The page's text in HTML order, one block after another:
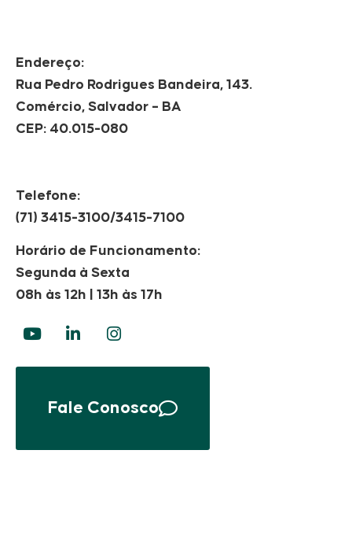
Endereço:
Rua Pedro Rodrigues Bandeira, 143.
Comércio, Salvador – BA
CEP: 40.015-080
Telefone:
(71) 3415-3100/3415-7100
Horário de Funcionamento:
Segunda à Sexta
08h às 12h | 13h às 17h
Fale Conosco